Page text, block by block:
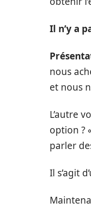
Il n’y a
nous
et nous
L’autre
option ?
parler
Il s’agit